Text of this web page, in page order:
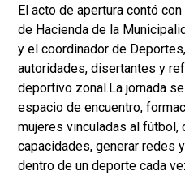
El acto de apertura contó
de Hacienda de la
y el coordinador de
autoridades, disertantes y
deportivo zonal.La jornada
espacio de encuentro,
mujeres vinculadas al
capacidades, generar redes
dentro de un deporte cada